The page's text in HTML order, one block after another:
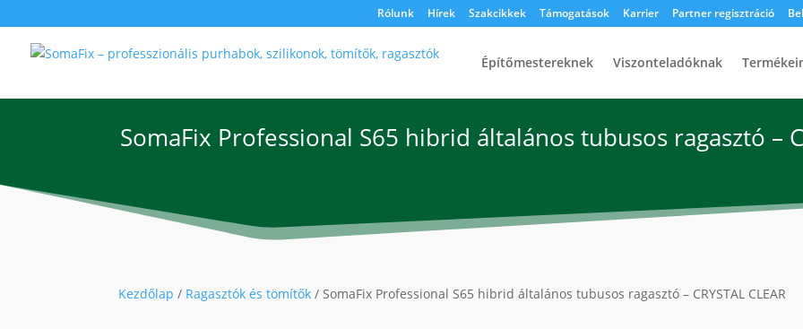
Rólunk Hírek Szakcikkek Támogatások Karrier Partner regisztráció
Építőmestereknek Viszonteladóknak
SomaFix Professional S65 hibrid általános tubusos ragasztó –
Kezdőlap / Ragasztók és tömítők / SomaFix Professional S65 hibrid általános tubusos ragasztó – CRYSTAL CLEAR